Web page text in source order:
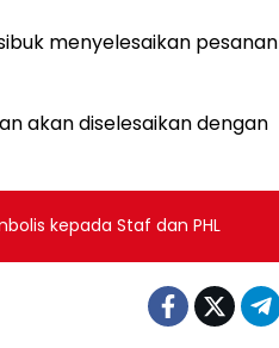
menyelesaikan pesanan
akan diselesaikan dengan
kepada Staf dan PHL